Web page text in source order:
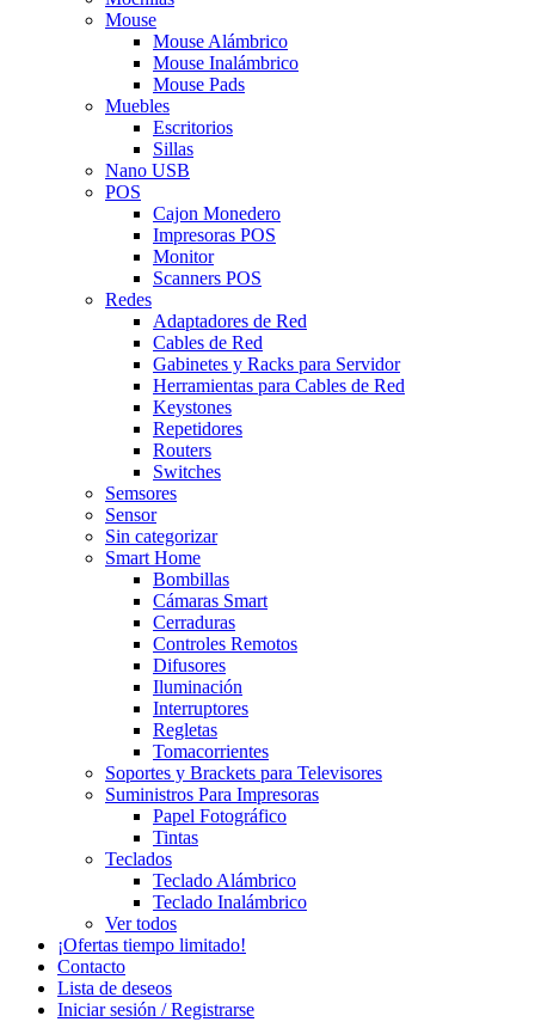
Mouse
Mouse Alámbrico
Mouse Inalámbrico
Mouse Pads
Muebles
Escritorios
Sillas
Nano USB
POS
Cajon Monedero
Impresoras POS
Monitor
Scanners POS
Redes
Adaptadores de Red
Cables de Red
Gabinetes y Racks para Servidor
Herramientas para Cables de Red
Keystones
Repetidores
Routers
Switches
Semsores
Sensor
Sin categorizar
Smart Home
Bombillas
Cámaras Smart
Cerraduras
Controles Remotos
Difusores
Iluminación
Interruptores
Regletas
Tomacorrientes
Soportes y Brackets para Televisores
Suministros Para Impresoras
Papel Fotográfico
Tintas
Teclados
Teclado Alámbrico
Teclado Inalámbrico
Ver todos
¡Ofertas tiempo limitado!
Contacto
Lista de deseos
Iniciar sesión / Registrarse